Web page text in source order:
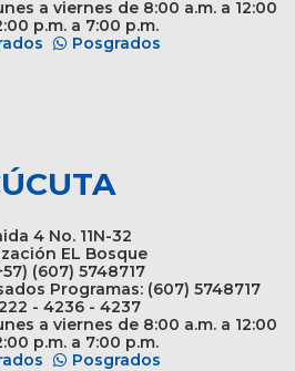
a viernes de 8:00 a.m. a 12:00
p.m. a 7:00 p.m.
Posgrados
4 No. 11N-32
EL Bosque
(607) 5748717
Programas: (607) 5748717
- 4236 - 4237
a viernes de 8:00 a.m. a 12:00
p.m. a 7:00 p.m.
Posgrados